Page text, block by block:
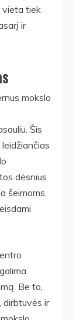
vieta tiek
ir
mokslo
Šis
dėsnius
šeimoms,
Be to,
dirbtuvės ir